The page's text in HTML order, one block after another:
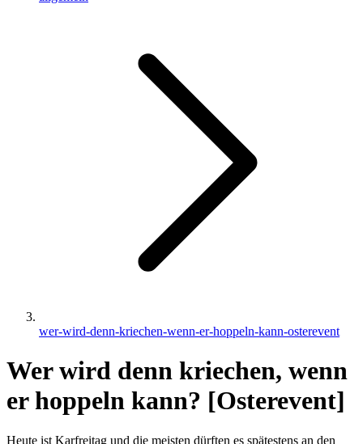
wer-wird-denn-kriechen-wenn-er-hoppeln-kann-osterevent
Wer wird denn kriechen, wenn
er hoppeln kann? [Osterevent]
Heute ist Karfreitag und die meisten dürften es spätestens an den